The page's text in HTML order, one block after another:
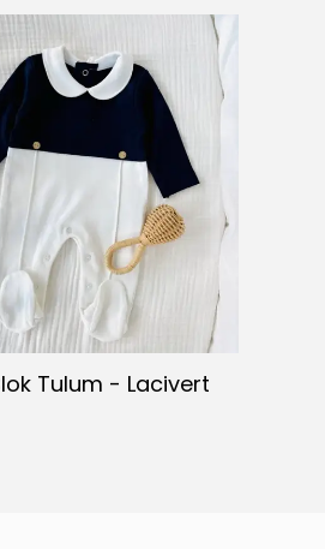
Tulum - Lacivert